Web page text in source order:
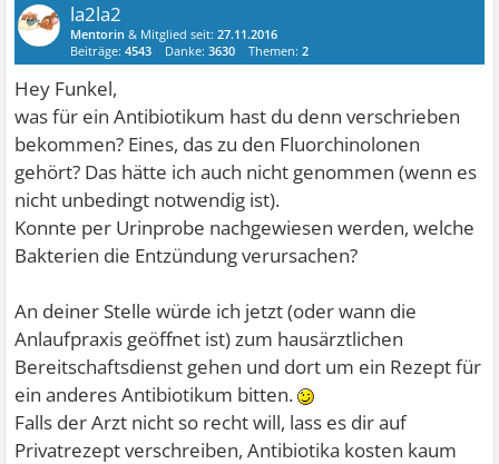
la2la2
Mentorin & Mitglied seit:27.11.2016
Beiträge:4543 Danke:3630 Themen:2
Hey Funkel,
was für ein Antibiotikum hast du denn verschrieben
bekommen? Eines, das zu den Fluorchinolonen
gehört? Das hätte ich auch nicht genommen (wenn es
nicht unbedingt notwendig ist).
Konnte per Urinprobe nachgewiesen werden, welche
Bakterien die Entzündung verursachen?
An deiner Stelle würde ich jetzt (oder wann die
Anlaufpraxis geöffnet ist) zum hausärztlichen
Bereitschaftsdienst gehen und dort um ein Rezept für
ein anderes Antibiotikum bitten.
Falls der Arzt nicht so recht will, lass es dir auf
Privatrezept verschreiben, Antibiotika kosten kaum